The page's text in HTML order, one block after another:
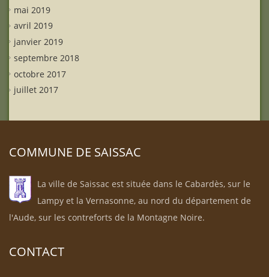
mai 2019
avril 2019
janvier 2019
septembre 2018
octobre 2017
juillet 2017
COMMUNE DE SAISSAC
La ville de Saissac est située dans le Cabardès, sur le
Lampy et la Vernasonne, au nord du département de
l'Aude, sur les contreforts de la Montagne Noire.
CONTACT